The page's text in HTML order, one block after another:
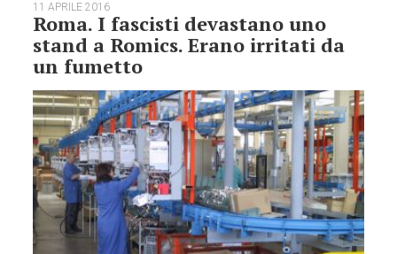
11 APRILE 2016
Roma. I fascisti devastano uno
stand a Romics. Erano irritati da
un fumetto